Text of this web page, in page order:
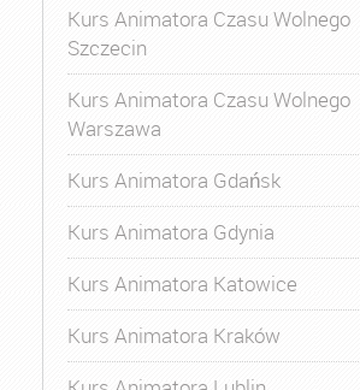
Kurs Animatora Czasu Wolnego
Szczecin
Kurs Animatora Czasu Wolnego
Warszawa
Kurs Animatora Gdańsk
Kurs Animatora Gdynia
Kurs Animatora Katowice
Kurs Animatora Kraków